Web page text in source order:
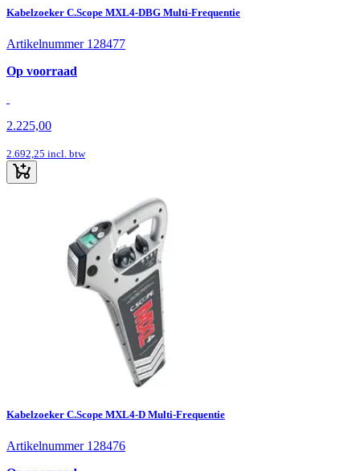
Kabelzoeker C.Scope MXL4-DBG Multi-Frequentie
Artikelnummer 128477
Op voorraad
2.225,00
2.692,25 incl. btw
Kabelzoeker C.Scope MXL4-D Multi-Frequentie
Artikelnummer 128476